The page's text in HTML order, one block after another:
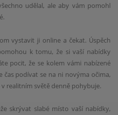
udělal, ale aby vám pomohl
vystavit ji online a čekat. Úspěch
k tomu, že si vaší nabídky
pocit, že se kolem vámi nabízené
čas podívat se na ni novýma očima,
realitním světě denně pohybuje.
skrývat slabé místo vaší nabídky,